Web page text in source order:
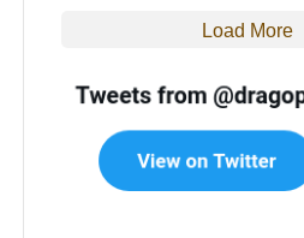
Load More